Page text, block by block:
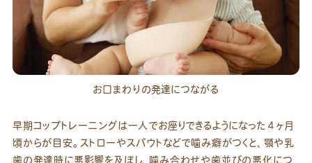
お口まわりの発達につながる
早期コップトレーニングは一人でお座りできるようになった４ヶ月
頃からが目安。ストローやスパウトなどで噛み癖がつくと、顎や乳
歯の発達時に悪影響を及ぼし、噛み合わせや歯並びの悪化につ